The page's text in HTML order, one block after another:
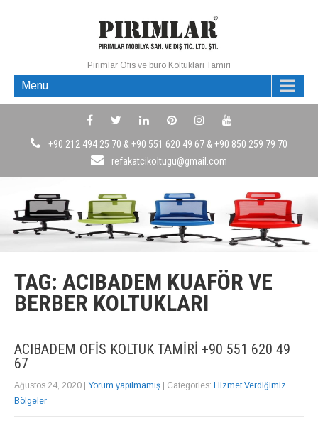
Pırımlar Ofis ve büro Koltukları Tamiri
Menu
+90 212 494 25 70 & +90 551 620 49 67 & +90 850 259 79 70
refakatcikoltugu@gmail.com
TAG: ACIBADEM KUAFÖR VE
BERBER KOLTUKLARI
ACIBADEM OFIS KOLTUK TAMIRI +90 551 620 49
67
Ağustos 24, 2020 | Yorum yapılmamış | Categories: Hizmet Verdiğimiz
Bölgeler